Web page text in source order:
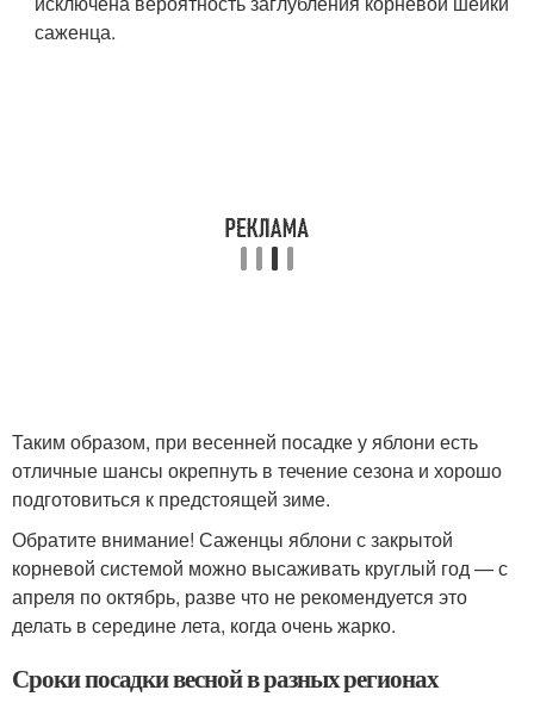
саженца.
Таким образом, при весенней посадке у яблони есть
отличные шансы окрепнуть в течение сезона и хорошо
подготовиться к предстоящей зиме.
Обратите внимание! Саженцы яблони с закрытой
корневой системой можно высаживать круглый год — с
апреля по октябрь, разве что не рекомендуется это
делать в середине лета, когда очень жарко.
Сроки посадки весной в разных регионах